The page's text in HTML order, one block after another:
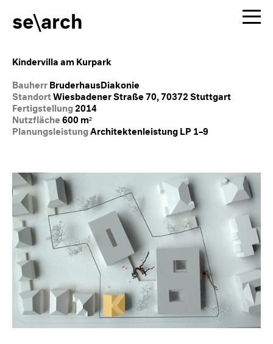
se\arch
Kindervilla am Kurpark
BauherrBruderhausDiakonie
StandortWiesbadener Straße 70, 70372 Stuttgart
Fertigstellung2014
Nutzfläche600 m²
PlanungsleistungArchitektenleistung LP 1–9